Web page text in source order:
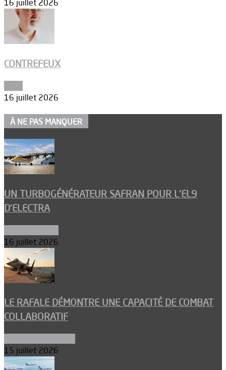
16 juillet 2026
CONTREFEUX
16 juillet 2026
À NE PAS MANQUER
UN TURBOGÉNÉRATEUR SAFRAN POUR L’EL9
D’ELECTRA
16 juillet 2026
LE RAFALE DÉMONTRE UNE CAPACITÉ DE COMBAT
COLLABORATIF
15 juillet 2026